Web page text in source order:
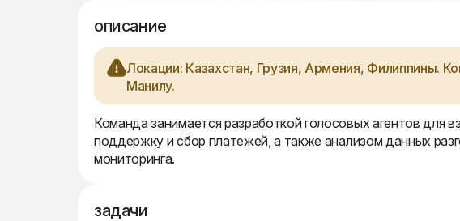
описание
Локации: Казахстан, Грузия, Армения, Филиппины.
Манилу.
Команда занимается разработкой голосовых агентов для
поддержку и сбор платежей, а также анализом данных
мониторинга.
задачи